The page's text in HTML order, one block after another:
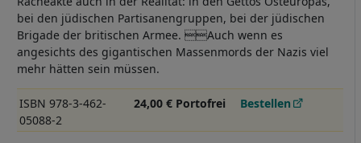
bei den jüdischen Partisanengruppen, bei der jüdischen
Brigade der britischen Armee. Auch wenn es
angesichts des gigantischen Massenmords der Nazis viel
mehr hätten sein müssen.
ISBN 978-3-462-
05088-2
24,00 € Portofrei Bestellen